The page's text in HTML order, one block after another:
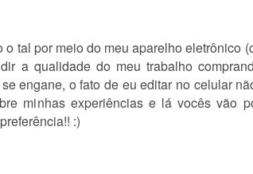
tal por meio do meu aparelho eletrônico
a qualidade do meu trabalho
engane, o fato de eu editar no celular
minhas experiências e lá vocês vão
:)